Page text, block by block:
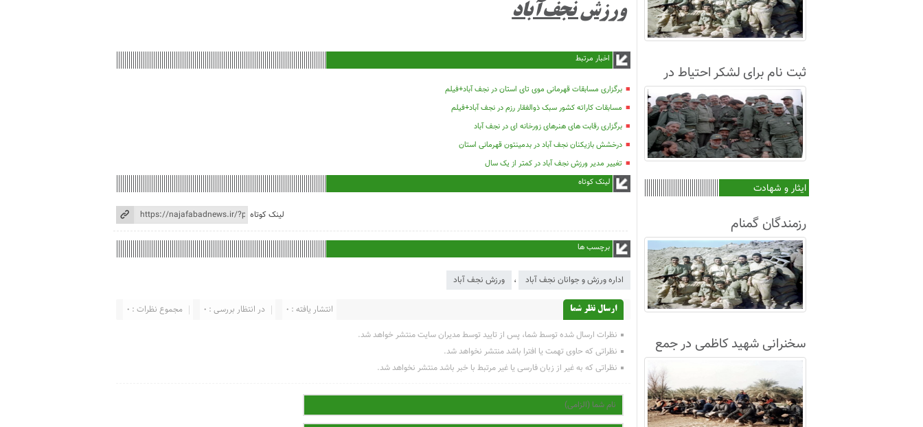
ورزش نجف‌آباد
اخبار مرتبط
برگزاری مسابقات قهرمانی موی تای استان در نجف آباد+فیلم
مسابقات کاراته کشور سبک ذوالفقار رزم در نجف آباد+فیلم
برگزاری رقابت های هنرهای زورخانه ای در نجف آباد
درخشش بازیکنان نجف آباد در بدمینتون قهرمانی استان
تغییر مدیر ورزش نجف آباد در کمتر از یک سال
لینک کوتاه
لینک کوتاه
برچسب ها
اداره ورزش و جوانان نجف آباد ، ورزش نجف آباد
ارسال نظر شما مجموع نظرات : 0 در انتظار بررسی : 0 انتشار یافته : 0
نظرات ارسال شده توسط شما، پس از تایید توسط مدیران سایت منتشر خواهد شد.
نظراتی که حاوی تهمت یا افترا باشد منتشر نخواهد شد.
نظراتی که به غیر از زبان فارسی یا غیر مرتبط با خبر باشد منتشر نخواهد شد.
ثبت نام برای لشکر احتیاط در
نجف آباد
ایثار و شهادت
رزمندگان گمنام
سخنرانی شهید کاظمی در جمع
غواصان لشکر8+فیلم